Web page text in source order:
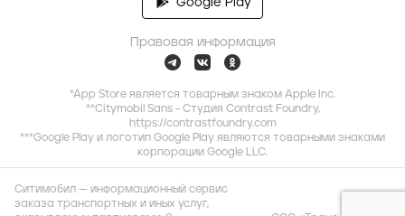
Правовая информация
*App Store является товарным знаком Apple Inc.
**Citymobil Sans - Студия Contrast Foundry,
https://contrastfoundry.com
***Google Play и логотип Google Play являются товарными знаками
корпорации Google LLC.
Ситимобил — информационный сервис
заказа транспортных и иных услуг,